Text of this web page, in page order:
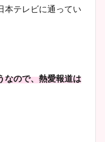
本テレビに通ってい
なので、熱愛報道は